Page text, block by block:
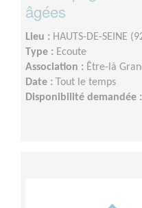
âgées
Lieu : HAUTS-DE-SEINE
Type : Ecoute
Association : Être-là
Date :
Tout le temps
Disponibilité demandée :